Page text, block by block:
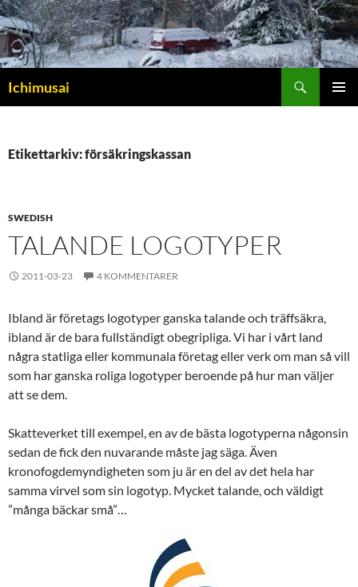
Ichimusai
Etikettarkiv: försäkringskassan
SWEDISH
TALANDE LOGOTYPER
2011-03-23 4 KOMMENTARER
Ibland är företags logotyper ganska talande och träffsäkra,
ibland är de bara fullständigt obegripliga. Vi har i vårt land
några statliga eller kommunala företag eller verk om man så vill
som har ganska roliga logotyper beroende på hur man väljer
att se dem.
Skatteverket till exempel, en av de bästa logotyperna någonsin
sedan de fick den nuvarande måste jag säga. Även
kronofogdemyndigheten som ju är en del av det hela har
samma virvel som sin logotyp. Mycket talande, och väldigt
”många bäckar små”…